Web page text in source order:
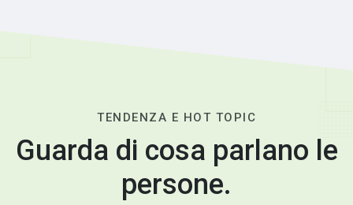
TENDENZA E HOT TOPIC
Guarda di cosa parlano le
persone.